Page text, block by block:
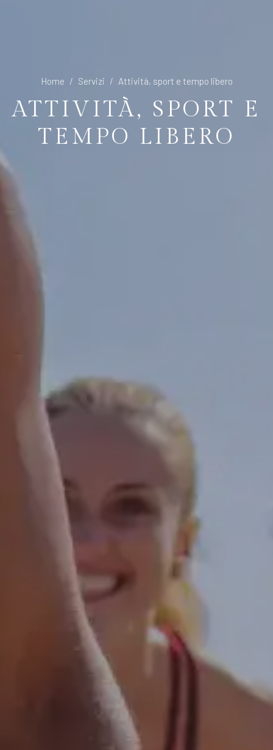
Home Servizi Attività, sport e tempo libero
ATTIVITÀ, SPORT E
TEMPO LIBERO